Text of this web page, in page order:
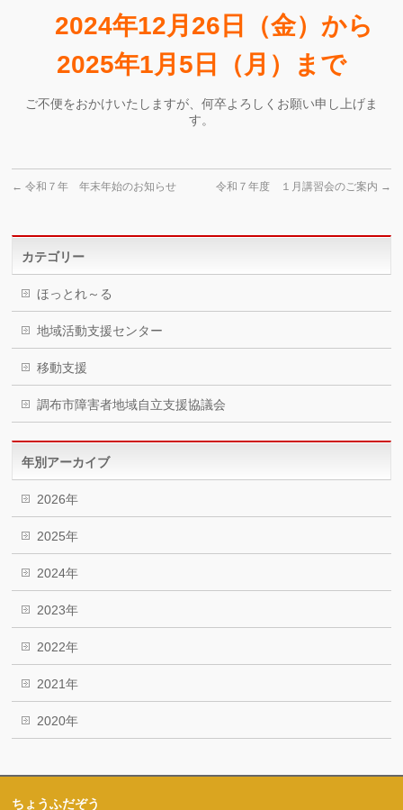
2024年12月26日（金）から
2025年1月5日（月）まで
ご不便をおかけいたしますが、何卒よろしくお願い申し上げま
す。
← 令和７年 年末年始のお知らせ 令和７年度 １月講習会のご案内 →
カテゴリー
ほっとれ～る
地域活動支援センター
移動支援
調布市障害者地域自立支援協議会
年別アーカイブ
2026年
2025年
2024年
2023年
2022年
2021年
2020年
ちょうふだぞう